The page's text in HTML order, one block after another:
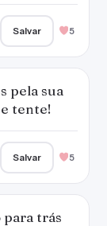
Salvar 5
pela sua
tente!
Salvar 5
para trás